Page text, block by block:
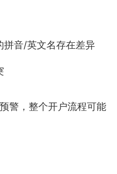
拼音/英文名存在差异
警，整个开户流程可能